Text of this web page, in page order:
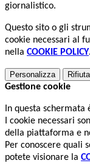
giornalistico.
Questo sito o gli
cookie necessari al
nella COOKIE POLICY.
Personalizza
Gestione cookie
In questa
I cookie necessari
della piattaforma e
Per conoscere quali
potete visionare la